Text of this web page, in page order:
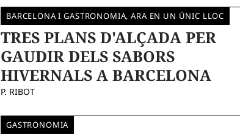
BARCELONA I GASTRONOMIA, ARA EN UN ÚNIC LLOC
TRES PLANS D'ALÇADA PER
GAUDIR DELS SABORS
HIVERNALS A BARCELONA
P. RIBOT
GASTRONOMIA